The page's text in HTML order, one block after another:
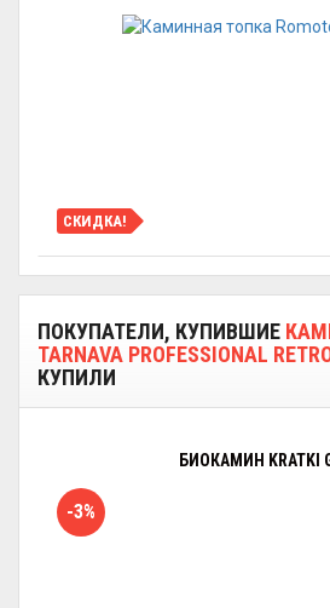
СКИДКА!
ПОКУПАТЕЛИ, КУПИВШИЕ
TARNAVA PROFESSIONAL
КУПИЛИ
БИОКАМИН KRATKI
-3%